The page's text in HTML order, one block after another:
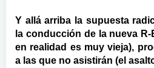
Y allá arriba la supuesta
la conducción de la nueva R-
en realidad es muy vieja),
a las que no asistirán (el